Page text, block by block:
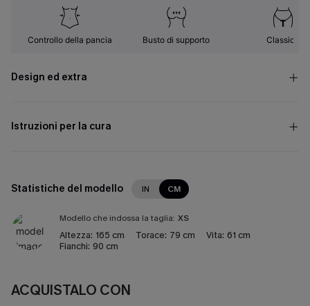
Controllo della pancia Busto di supporto Classico
Design ed extra
Istruzioni per la cura
Statistiche del modello IN CM
Modello che indossa la taglia: XS
Altezza: 165 cm Torace: 79 cm Vita: 61 cm
Fianchi: 90 cm
ACQUISTALO CON